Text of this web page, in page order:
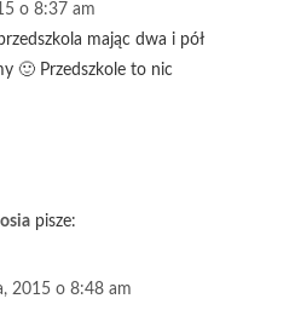
o 8:37 am
mając dwa i pół
🙂 Przedszkole to nic
pisze:
2015 o 8:48 am